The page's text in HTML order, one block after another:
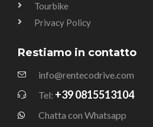
Tourbike
Privacy Policy
Restiamo in contatto
info@rentecodrive.com
Tel: +39 0815513104
Chatta con Whatsapp